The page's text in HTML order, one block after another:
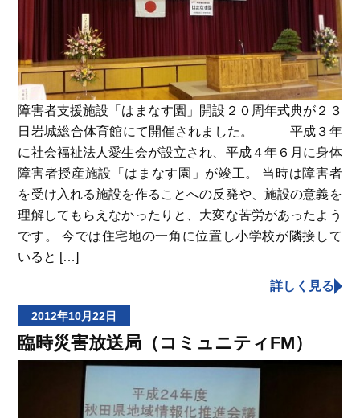
障害者支援施設「はまなす園」開設２０周年式典が２３
日岩城総合体育館にて開催されました。 平成３年
に社会福祉法人愛生会が設立され、平成４年６月に身体
障害者授産施設「はまなす園」が竣工。 当時は障害者
を受け入れる施設を作ることへの反発や、施設の意義を
理解してもらえなかったりと、大変な苦労があったよう
です。 今では住宅地の一角に位置し小学校が隣接して
いると […]
詳しく見る
2012年10月22日
臨時災害放送局（コミュニティFM）